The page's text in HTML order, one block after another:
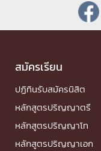
สมัครเรียน
ปฏิทินรับสมัครนิสิต
หลักสูตรปริญญาตรี
หลักสูตรปริญญาโท
หลักสูตรปริญญาเอก